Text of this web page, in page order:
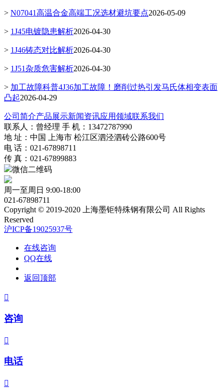
> N07041高温合金高端工况选材避坑要点2026-05-09
> 1J45电镀隐患解析2026-04-30
> 1J46铸态对比解析2026-04-30
> 1J51杂质危害解析2026-04-30
> 加工故障科普4J36加工故障！磨削过热引发马氏体相变表面
凸起2026-04-29
公司简介产品展示新闻资讯应用领域联系我们
联系人：曾经理 手 机：13472787990
地 址：中国 上海市 松江区泗泾泗砖公路600号
电 话：021-67898711
传 真：021-67899883
微信二维码
周一至周日 9:00-18:00
021-67898711
Copyright © 2019-2020 上海墨钜特殊钢有限公司 All Rights
Reserved
沪ICP备19025937号
在线咨询
QQ在线
返回顶部

咨询

电话
